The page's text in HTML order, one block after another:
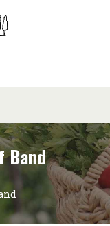
Band